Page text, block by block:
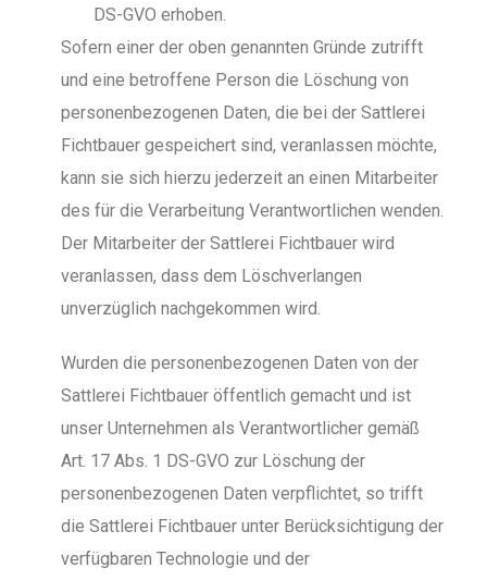
DS-GVO erhoben.
Sofern einer der oben genannten Gründe zutrifft
und eine betroffene Person die Löschung von
personenbezogenen Daten, die bei der Sattlerei
Fichtbauer gespeichert sind, veranlassen möchte,
kann sie sich hierzu jederzeit an einen Mitarbeiter
des für die Verarbeitung Verantwortlichen wenden.
Der Mitarbeiter der Sattlerei Fichtbauer wird
veranlassen, dass dem Löschverlangen
unverzüglich nachgekommen wird.
Wurden die personenbezogenen Daten von der
Sattlerei Fichtbauer öffentlich gemacht und ist
unser Unternehmen als Verantwortlicher gemäß
Art. 17 Abs. 1 DS-GVO zur Löschung der
personenbezogenen Daten verpflichtet, so trifft
die Sattlerei Fichtbauer unter Berücksichtigung der
verfügbaren Technologie und der